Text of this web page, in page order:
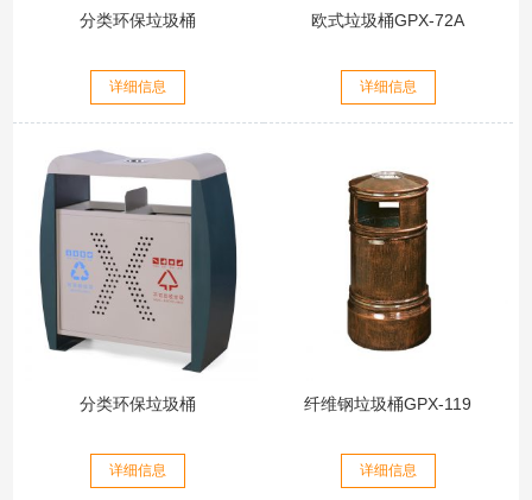
分类环保垃圾桶
详细信息
欧式垃圾桶GPX-72A
详细信息
分类环保垃圾桶
详细信息
纤维钢垃圾桶GPX-119
详细信息